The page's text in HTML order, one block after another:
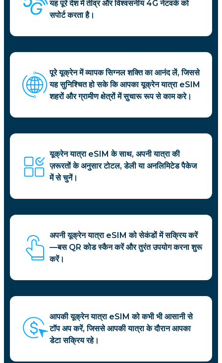
यह पूरे देश में तीव्र और विश्वसनीय 4G नेटवर्क को
सपोर्ट करता है।
पूरे यूक्रेन में व्यापक सिग्नल शक्ति का आनंद लें, जिससे
यह सुनिश्चित हो सके कि आपका यूक्रेन यात्रा eSIM
शहरों और ग्रामीण क्षेत्रों में सुचारू रूप से काम करे।
यूक्रेन यात्रा eSIM के साथ, अपनी यात्रा की
ज़रूरतों के अनुसार टोटल, डेली या अनलिमिटेड पैकेज
में से चुनें।
अपनी यूक्रेन यात्रा eSIM को सेकंडों में सक्रिय करें
—बस QR कोड स्कैन करें और तुरंत उपयोग करना शुरू
करें।
आपकी यूक्रेन यात्रा eSIM को कभी भी आसानी से
टॉप अप करें, जिससे आपकी यात्रा के दौरान आपका
डेटा सक्रिय रहे।